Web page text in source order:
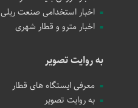
اخبار استخدامی صنعت ریلی
اخبار مترو و قطار شهری
به روایت تصویر
معرفی ایستگاه های قطار
به روایت تصویر